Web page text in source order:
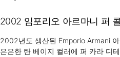
2002 임포리오 아르마니 퍼
2002년도 생산된 Emporio Armani
은은한 탄 베이지 컬러에 퍼 카라 디